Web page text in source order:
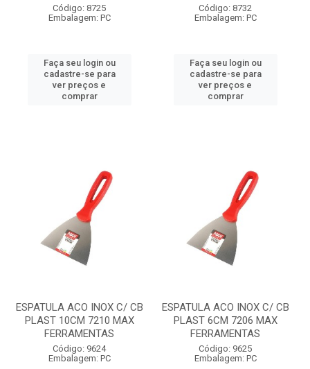
Código: 8725
Embalagem: PC
Faça seu login ou
cadastre-se para
ver preços e
comprar
Código: 8732
Embalagem: PC
Faça seu login ou
cadastre-se para
ver preços e
comprar
ESPATULA ACO INOX C/ CB
PLAST 10CM 7210 MAX
FERRAMENTAS
Código: 9624
Embalagem: PC
ESPATULA ACO INOX C/ CB
PLAST 6CM 7206 MAX
FERRAMENTAS
Código: 9625
Embalagem: PC